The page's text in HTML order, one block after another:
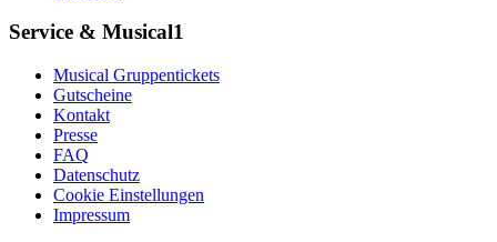
Service & Musical1
Musical Gruppentickets
Gutscheine
Kontakt
Presse
FAQ
Datenschutz
Cookie Einstellungen
Impressum